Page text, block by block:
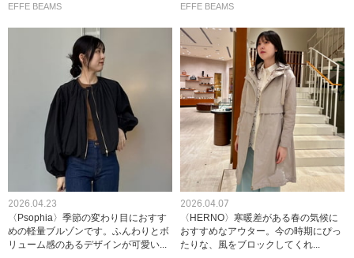
EFFE BEAMS EFFE BEAMS
2026.04.23
〈Psophia〉季節の変わり目におすす
めの軽量ブルゾンです。ふんわりとボ
リューム感のあるデザインが可愛い...
2026.04.07
〈HERNO〉寒暖差がある春の気候に
おすすめなアウター。今の時期にぴっ
たりな、風をブロックしてくれ...